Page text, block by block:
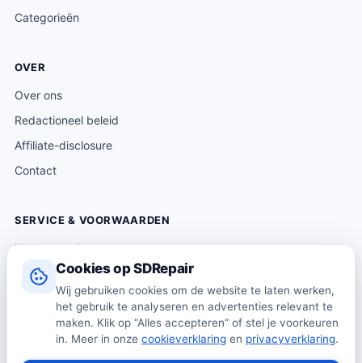
Cookies op SDRepair
Wij gebruiken cookies om de website te laten werken,
het gebruik te analyseren en advertenties relevant te
maken. Klik op “Alles accepteren” of stel je voorkeuren
in. Meer in onze cookieverklaring en privacyverklaring.
Categorieën
OVER
Over ons
Redactioneel beleid
Affiliate-disclosure
Contact
SERVICE & VOORWAARDEN
Klantenservice
Verzending & levering
Retourneren
Algemene voorwaarden